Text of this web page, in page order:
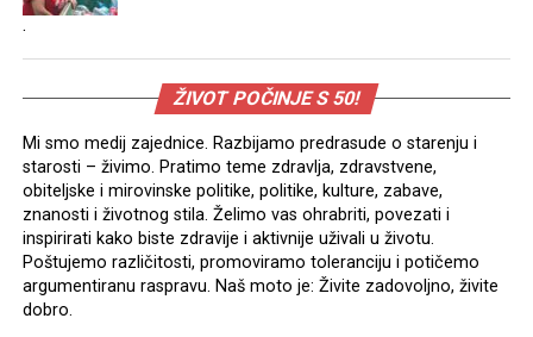
.
ŽIVOT POČINJE S 50!
Mi smo medij zajednice. Razbijamo predrasude o starenju i
starosti – živimo. Pratimo teme zdravlja, zdravstvene,
obiteljske i mirovinske politike, politike, kulture, zabave,
znanosti i životnog stila. Želimo vas ohrabriti, povezati i
inspirirati kako biste zdravije i aktivnije uživali u životu.
Poštujemo različitosti, promoviramo toleranciju i potičemo
argumentiranu raspravu. Naš moto je: Živite zadovoljno, živite
dobro.